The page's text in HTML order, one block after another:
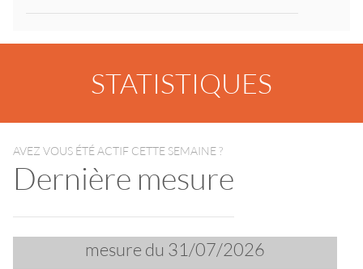
STATISTIQUES
AVEZ VOUS ÉTÉ ACTIF CETTE SEMAINE ?
Dernière mesure
mesure du 31/07/2026